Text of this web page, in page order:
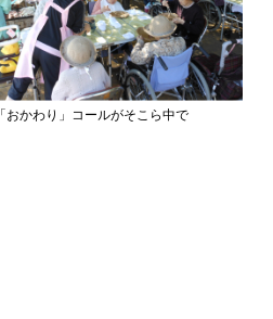
「おかわり」コールがそこら中で